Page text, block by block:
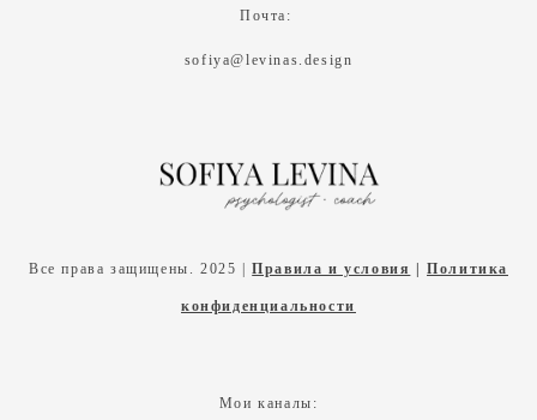
Почта:
sofiya@levinas.design
Все права защищены. 2025 | Правила и условия |Политика
конфиденциальности
Мои каналы: